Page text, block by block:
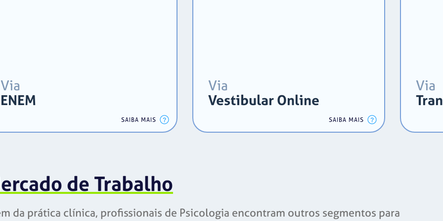
Via
ENEM
SAIBA MAIS
Via
Vestibular Online
SAIBA MAIS
Via
de Trabalho
da prática clínica, profissionais de Psicologia encontram outros segmentos para